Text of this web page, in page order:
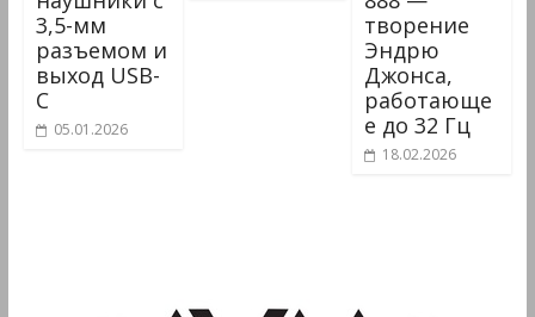
3,5-мм
разъемом и
выход USB-
C
05.01.2026
творение
Эндрю
Джонса,
работающе
е до 32 Гц
18.02.2026